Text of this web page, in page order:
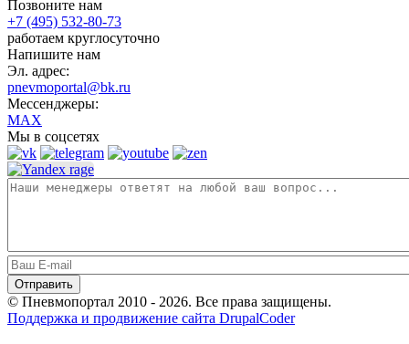
Позвоните нам
+7 (495) 532-80-73
работаем круглосуточно
Напишите нам
Эл. адрес:
pnevmoportal@bk.ru
Мессенджеры:
MAX
Мы в соцсетях
© Пневмопортал 2010 - 2026. Все права защищены.
Поддержка и продвижение сайта DrupalCoder